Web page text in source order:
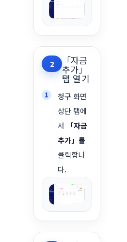
2 「자금
추가」
탭 열기
청구 화면
상단 탭에
서
「자금
추가」를
클릭합니
다.